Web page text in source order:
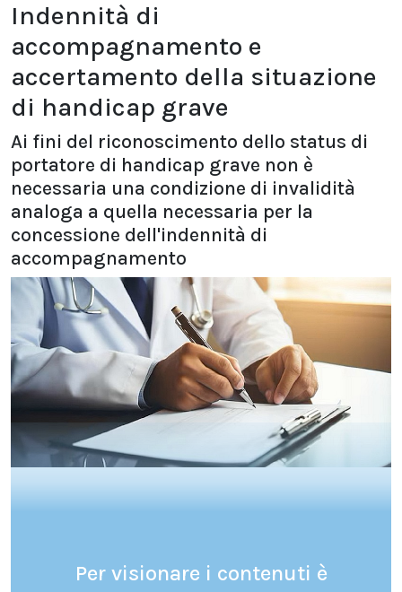
Indennità di
accompagnamento e
accertamento della situazione
di handicap grave
Ai fini del riconoscimento dello status di
portatore di handicap grave non è
necessaria una condizione di invalidità
analoga a quella necessaria per la
concessione dell'indennità di
accompagnamento
Per visionare i contenuti è